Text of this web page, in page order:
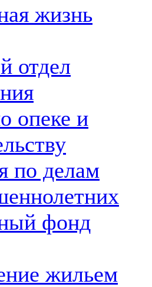
жизнь
отдел
опеке и
по делам
фонд
жильем